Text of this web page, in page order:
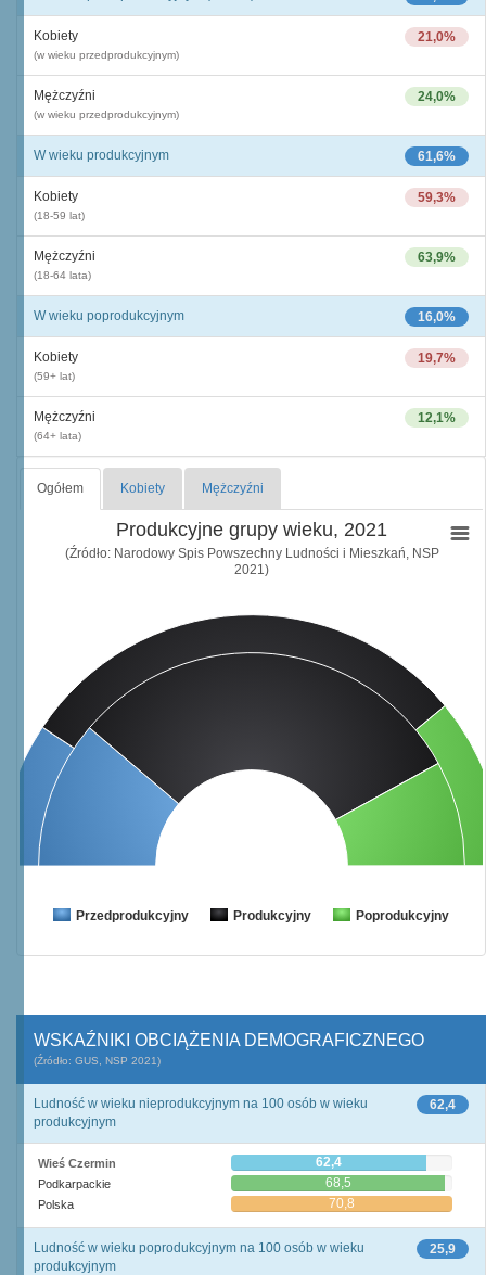
21,0%
Kobiety
(w wieku przedprodukcyjnym)
24,0%
Mężczyźni
(w wieku przedprodukcyjnym)
61,6%
W wieku produkcyjnym
59,3%
Kobiety
(18-59 lat)
63,9%
Mężczyźni
(18-64 lata)
16,0%
W wieku poprodukcyjnym
19,7%
Kobiety
(59+ lat)
12,1%
Mężczyźni
(64+ lata)
Ogółem Kobiety Mężczyźni
Produkcyjne grupy wieku, 2021
(Źródło: Narodowy Spis Powszechny Ludności i Mieszkań, NSP
2021)
Przedprodukcyjny Produkcyjny Poprodukcyjny
WSKAŹNIKI OBCIĄŻENIA DEMOGRAFICZNEGO
(Źródło: GUS, NSP 2021)
62,4
Ludność w wieku nieprodukcyjnym na 100 osób w wieku
produkcyjnym
Wieś Czermin 62,4
Podkarpackie 68,5
Polska 70,8
25,9
Ludność w wieku poprodukcyjnym na 100 osób w wieku
produkcyjnym